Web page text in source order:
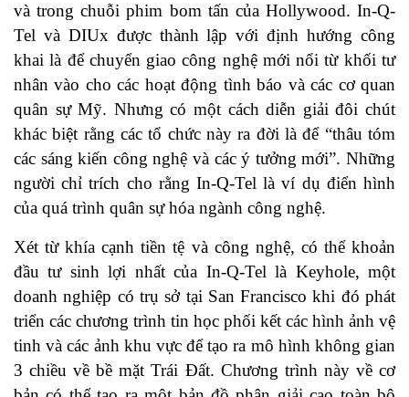
và trong chuỗi phim bom tấn của Hollywood. In-Q-
Tel và DIUx được thành lập với định hướng công
khai là để chuyển giao công nghệ mới nổi từ khối tư
nhân vào cho các hoạt động tình báo và các cơ quan
quân sự Mỹ. Nhưng có một cách diễn giải đôi chút
khác biệt rằng các tổ chức này ra đời là để “thâu tóm
các sáng kiến công nghệ và các ý tưởng mới”. Những
người chỉ trích cho rằng In-Q-Tel là ví dụ điển hình
của quá trình quân sự hóa ngành công nghệ.
Xét từ khía cạnh tiền tệ và công nghệ, có thể khoản
đầu tư sinh lợi nhất của In-Q-Tel là Keyhole, một
doanh nghiệp có trụ sở tại San Francisco khi đó phát
triển các chương trình tin học phối kết các hình ảnh vệ
tinh và các ảnh khu vực để tạo ra mô hình không gian
3 chiều về bề mặt Trái Đất. Chương trình này về cơ